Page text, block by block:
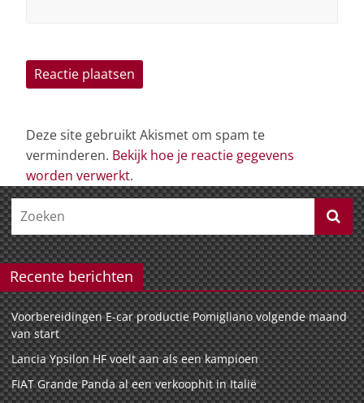
Deze site gebruikt Akismet om spam te
verminderen. Bekijk hoe je reactie gegevens
worden verwerkt.
Recente berichten
Voorbereidingen E-car productie Pomigliano volgende maand
van start
Lancia Ypsilon HF voelt aan als een kampioen
FIAT Grande Panda al een verkoophit in Italië